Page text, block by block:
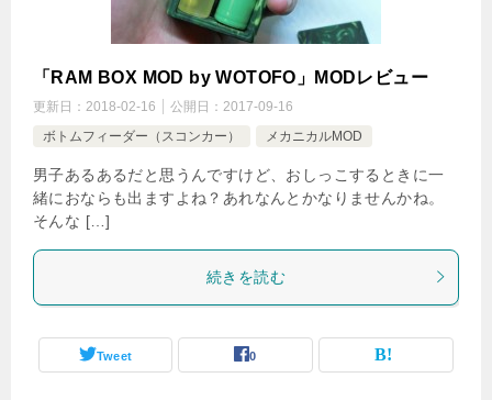
「RAM BOX MOD by WOTOFO」MODレビュー
更新日： 2018-02-16 公開日： 2017-09-16
ボトムフィーダー（スコンカー）
メカニカルMOD
男子あるあるだと思うんですけど、おしっこするときに一
緒におならも出ますよね？あれなんとかなりませんかね。
そんな […]
続きを読む
Tweet 0